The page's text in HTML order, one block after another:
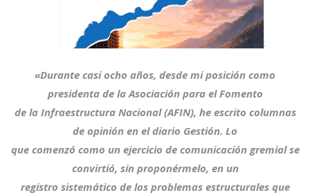
«Durante casi ocho años, desde mi posición como
presidenta de la Asociación para el Fomento
de la Infraestructura Nacional (AFIN), he escrito columnas
de opinión en el diario Gestión. Lo
que comenzó como un ejercicio de comunicación gremial se
convirtió, sin proponérmelo, en un
registro sistemático de los problemas estructurales que